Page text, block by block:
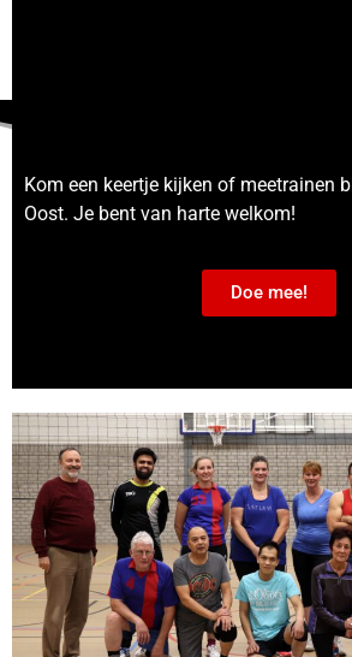
Kom een keertje kijken of meetrainen
Oost. Je bent van harte welkom!
Doe mee!